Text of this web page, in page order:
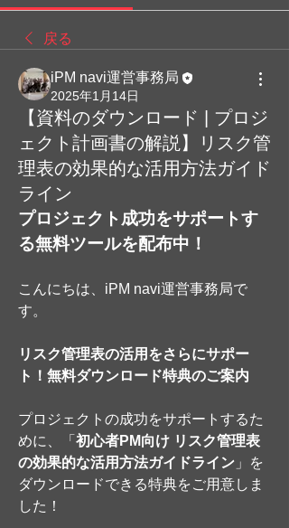
戻る
iPM navi運営事務局
2025年1月14日
【資料のダウンロード | プロジ
ェクト計画書の解説】リスク管
理表の効果的な活用方法ガイド
ライン
プロジェクト成功をサポートす
る無料ツールを配布中！
こんにちは、iPM navi運営事務局で
す。
リスク管理表の活用をさらにサポー
ト！無料ダウンロード特典のご案内
プロジェクトの成功をサポートするた
めに、「 初心者PM向け リスク管理表
の効果的な活用方法ガイドライン 」を
ダウンロードできる特典をご用意しま
した！